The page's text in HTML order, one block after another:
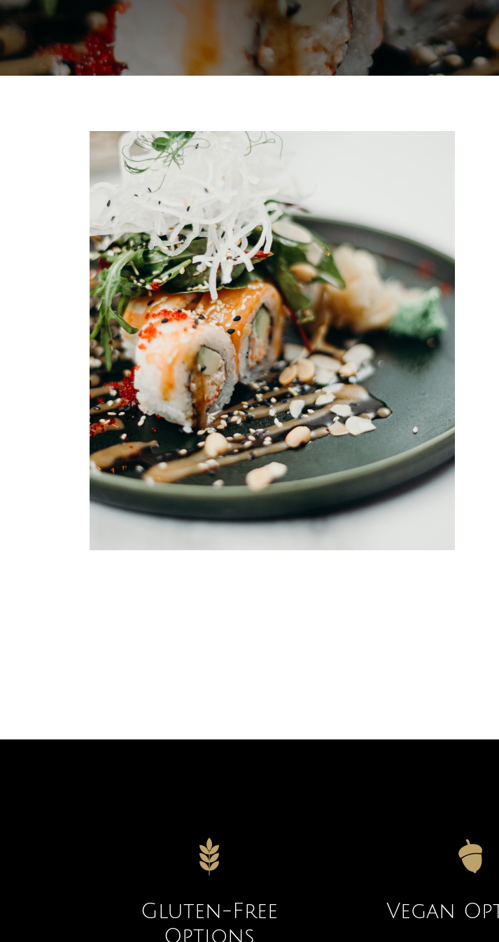
Gluten-Free
Options
Vegan